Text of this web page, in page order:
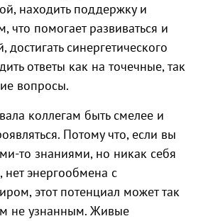
находить поддержку и
что помогает развиваться и
достигать синергетического
ответы как на точечные, так
вопросы.
коллегам быть смелее и
Потому что, если вы
то знаниями, но никак себя
нет энергообмена с
этот потенциал может так
не узнанным. Живые